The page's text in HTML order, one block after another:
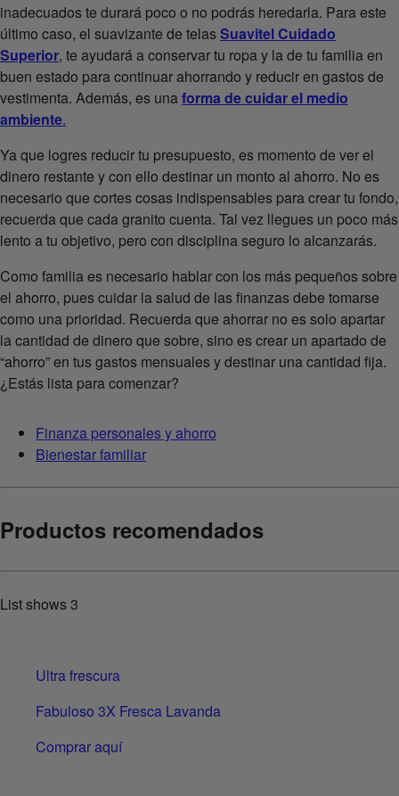
inadecuados te durará poco o no podrás heredarla. Para este
último caso, el suavizante de telasSuavitel Cuidado
Superior, te ayudará a conservar tu ropa y la de tu familia en
buen estado para continuar ahorrando y reducir en gastos de
vestimenta. Además, es unaforma de cuidar el medio
ambiente.
Ya que logres reducir tu presupuesto, es momento de ver el
dinero restante y con ello destinar un monto al ahorro. No es
necesario que cortes cosas indispensables para crear tu fondo,
recuerda que cada granito cuenta. Tal vez llegues un poco más
lento a tu objetivo, pero con disciplina seguro lo alcanzarás.
Como familia es necesario hablar con los más pequeños sobre
el ahorro, pues cuidar la salud de las finanzas debe tomarse
como una prioridad. Recuerda que ahorrar no es solo apartar
la cantidad de dinero que sobre, sino es crear un apartado de
“ahorro” en tus gastos mensuales y destinar una cantidad fija.
¿Estás lista para comenzar?
Finanza personales y ahorro
Bienestar familiar
Productos recomendados
List shows3
Ultra frescura
Fabuloso 3X Fresca Lavanda
Comprar aquí